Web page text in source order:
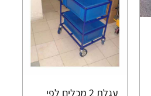
עגלת 2 מכלים לפי